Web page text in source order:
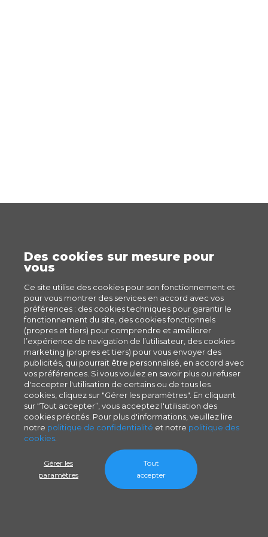
Des cookies sur mesure pour
vous
Ce site utilise des cookies pour son fonctionnement et
pour vous montrer des services en accord avec vos
préférences : des cookies techniques pour garantir le
fonctionnement du site, des cookies fonctionnels
(propres et tiers) pour comprendre et améliorer
l’expérience de navigation de l’utilisateur, des cookies
marketing (propres et tiers) pour vous envoyer des
publicités, qui pourrait être personnalisé, en accord avec
vos préférences. Si vous voulez en savoir plus ou refuser
d'accepter l'utilisation de certains ou de tous les
cookies, cliquez sur "Gérer les paramètres". En cliquant
sur “Tout accepter”, vous acceptez l'utilisation des
cookies précités. Pour plus d'informations, veuillez lire
notre politique de confidentialité et notre politique des
cookies
Gérer les
paramètres
Tout
accepter